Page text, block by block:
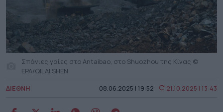
Σπάνιες γαίες στο Antaibao, στο Shuozhou της Κίνας ©
EPA/QILAI SHEN
ΔΙΕΘΝΗ 08.06.2025 | 19:52 21.10.2025 | 13:43